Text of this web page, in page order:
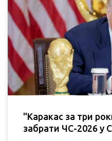
"Каракас за три
забрати ЧС-2026 у